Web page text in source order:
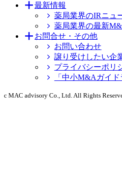
最新情報
薬局業界のIRニュ
薬局業界の最新
お問合せ・その他
お問い合わせ
譲り受けしたい企
プライバシーポリ
「中小M&Aガイ
c MAC advisory Co., Ltd. All Rights